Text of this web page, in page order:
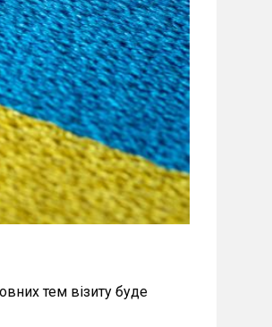
тем візиту буде